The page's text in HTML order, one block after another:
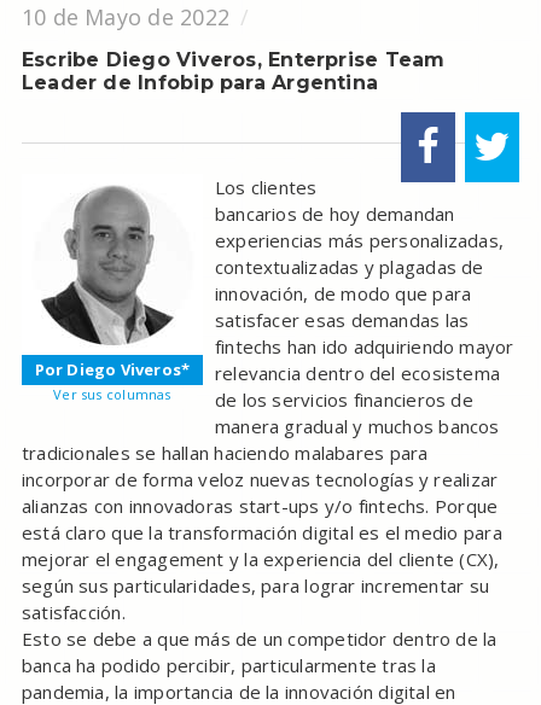
10 de Mayo de 2022
Escribe Diego Viveros, Enterprise Team
Leader de Infobip para Argentina
Por Diego Viveros*
Ver sus columnas
Los clientes
bancarios de hoy demandan
experiencias más personalizadas,
contextualizadas y plagadas de
innovación, de modo que para
satisfacer esas demandas las
fintechs han ido adquiriendo mayor
relevancia dentro del ecosistema
de los servicios financieros de
manera gradual y muchos bancos
tradicionales se hallan haciendo malabares para
incorporar de forma veloz nuevas tecnologías y realizar
alianzas con innovadoras start-ups y/o fintechs. Porque
está claro que la transformación digital es el medio para
mejorar el engagement y la experiencia del cliente (CX),
según sus particularidades, para lograr incrementar su
satisfacción.
Esto se debe a que más de un competidor dentro de la
banca ha podido percibir, particularmente tras la
pandemia, la importancia de la innovación digital en